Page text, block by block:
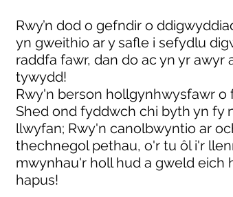
Rwy’n dod o gefndir o
yn gweithio ar y safle i sefydlu
raddfa fawr, dan do ac yn yr awyr
tywydd!
Rwy'n berson hollgynhwysfawr o
Shed ond fyddwch chi byth yn fy
llwyfan; Rwy'n canolbwyntio ar
thechnegol pethau, o'r tu ôl i'r
mwynhau'r holl hud a gweld eich
hapus!